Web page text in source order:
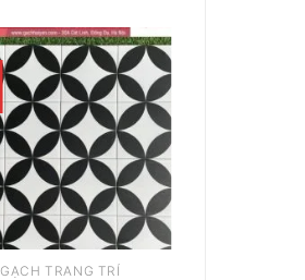
GẠCH TRANG TRÍ